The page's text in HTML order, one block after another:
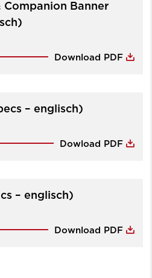
Companion Banner
Download PDF
– englisch)
Dowload PDF
– englisch)
Download PDF